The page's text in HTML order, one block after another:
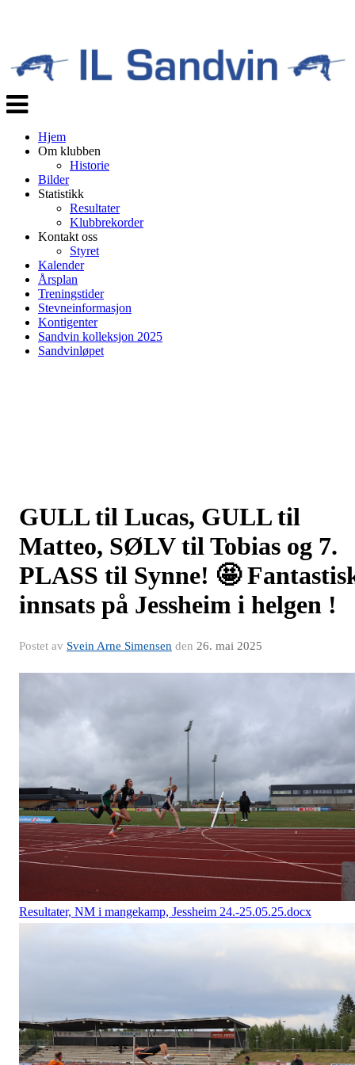
Veksle
navigasjon
Hjem
Om klubben
Historie
Bilder
Statistikk
Resultater
Klubbrekorder
Kontakt oss
Styret
Kalender
Årsplan
Treningstider
Stevneinformasjon
Kontigenter
Sandvin kolleksjon 2025
Sandvinløpet
GULL til Lucas, GULL til
Matteo, SØLV til Tobias og 7.
PLASS til Synne! 🤩
innsats på Jessheim i helgen !
Postet av Svein Arne Simensen den 26. mai 2025
Resultater, NM i mangekamp, Jessheim 24.-25.05.25.docx